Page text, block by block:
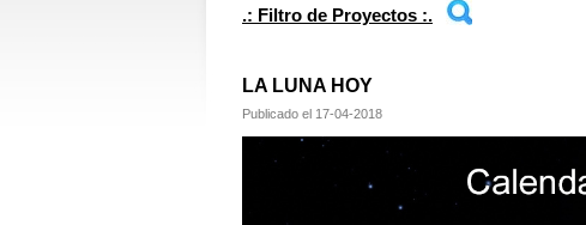
.: Filtro de Proyectos :.
LA LUNA HOY
Publicado el 17-04-2018